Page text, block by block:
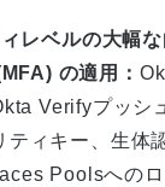
レベルの大幅な
の適用：
Verifyプッシ
ティキー、生体
Poolsへの